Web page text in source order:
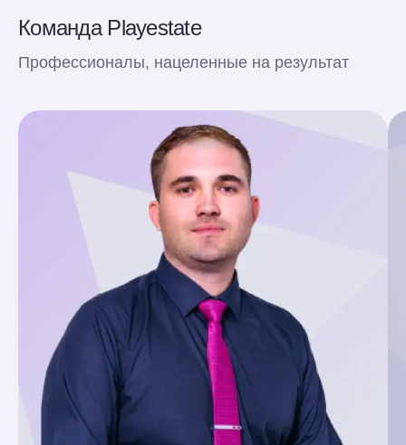
Команда Playestate
Профессионалы, нацеленные на результат